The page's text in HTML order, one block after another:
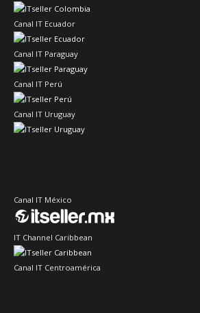
Canal IT Ecuador
Canal IT Paraguay
Canal IT Perú
Canal IT Uruguay
Canal IT México
IT Channel Caribbean
Canal IT Centroamérica